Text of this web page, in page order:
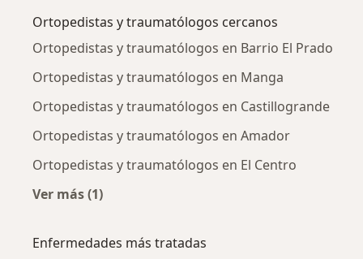
Ortopedistas y traumatólogos cercanos
Ortopedistas y traumatólogos en Barrio El Prado
Ortopedistas y traumatólogos en Manga
Ortopedistas y traumatólogos en Castillogrande
Ortopedistas y traumatólogos en Amador
Ortopedistas y traumatólogos en El Centro
Ver más (1)
Enfermedades más tratadas